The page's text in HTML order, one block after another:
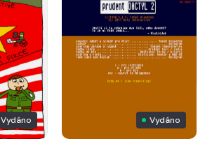
Vydáno Vydáno